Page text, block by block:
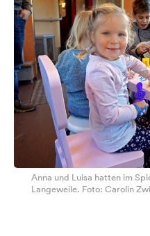
Anna und Luisa hatten im
Langeweile. Foto: Carolin